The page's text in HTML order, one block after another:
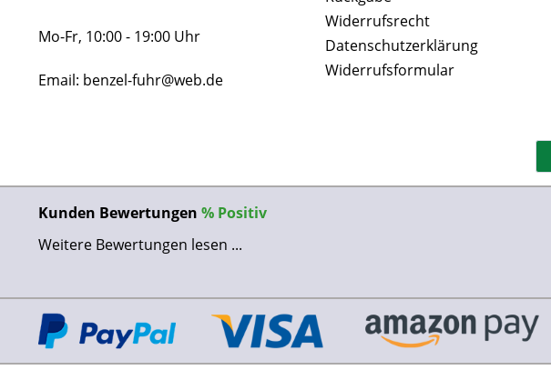
Mo-Fr, 10:00 - 19:00 Uhr
Email: benzel-fuhr@web.de
Widerrufsrecht
Datenschutzerklärung
Widerrufsformular
Kunden Bewertungen % Positiv
Weitere Bewertungen lesen ...